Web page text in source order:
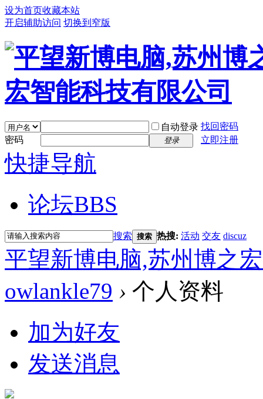
设为首页收藏本站
开启辅助访问 切换到窄版
自动登录 找回密码
密码
登录 立即注册
快捷导航
论坛BBS
搜索 搜索 热搜: 活动 交友 discuz
平望新博电脑,苏州博之
owlankle79 › 个人资料
加为好友
发送消息